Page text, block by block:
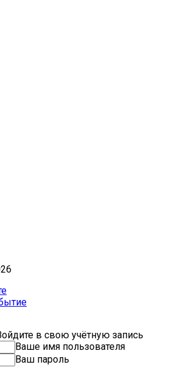
в свою учётную запись
Ваше имя пользователя
Ваш пароль